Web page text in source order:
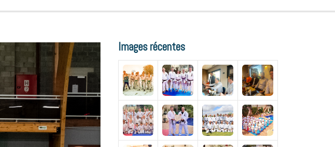
Images récentes